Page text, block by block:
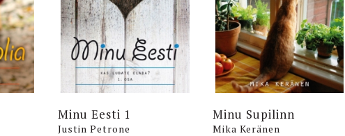
Minu Eesti 1
Justin Petrone
Minu Supilinn
Mika Keränen